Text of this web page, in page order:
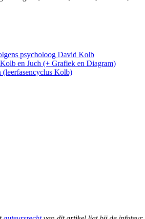
psycholoog David Kolb
en Juch (+ Grafiek en Diagram)
(leerfasencyclus Kolb)